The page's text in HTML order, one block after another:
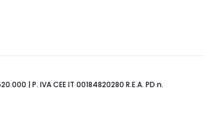
| P. IVA CEE IT 00184820280 R.E.A. PD n.